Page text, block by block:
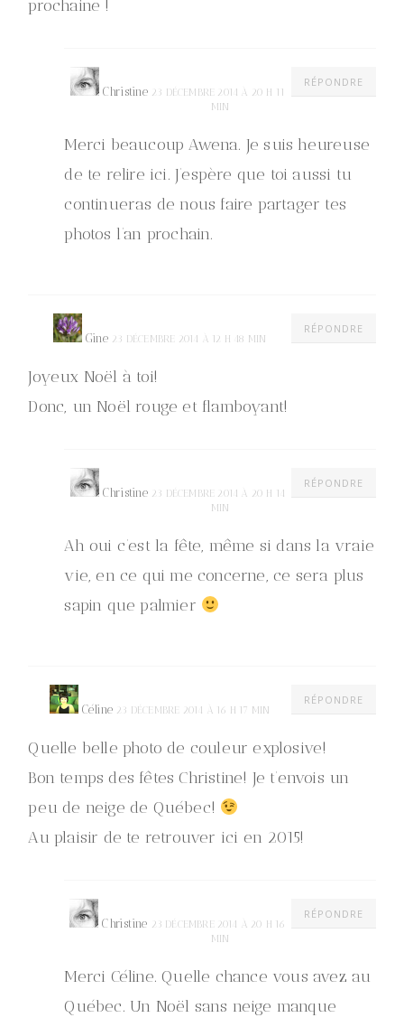
prochaine !
RÉPONDRE
Christine 23 DÉCEMBRE 2014 À 20 H 11
MIN
Merci beaucoup Awena. Je suis heureuse
de te relire ici. J’espère que toi aussi tu
continueras de nous faire partager tes
photos l’an prochain.
RÉPONDRE
Gine 23 DÉCEMBRE 2014 À 12 H 48 MIN
Joyeux Noël à toi!
Donc, un Noël rouge et flamboyant!
RÉPONDRE
Christine 23 DÉCEMBRE 2014 À 20 H 14
MIN
Ah oui c’est la fête, même si dans la vraie
vie, en ce qui me concerne, ce sera plus
sapin que palmier
RÉPONDRE
Céline 23 DÉCEMBRE 2014 À 16 H 17 MIN
Quelle belle photo de couleur explosive!
Bon temps des fêtes Christine! Je t’envois un
peu de neige de Québec!
Au plaisir de te retrouver ici en 2015!
RÉPONDRE
Christine 23 DÉCEMBRE 2014 À 20 H 16
MIN
Merci Céline. Quelle chance vous avez au
Québec. Un Noël sans neige manque